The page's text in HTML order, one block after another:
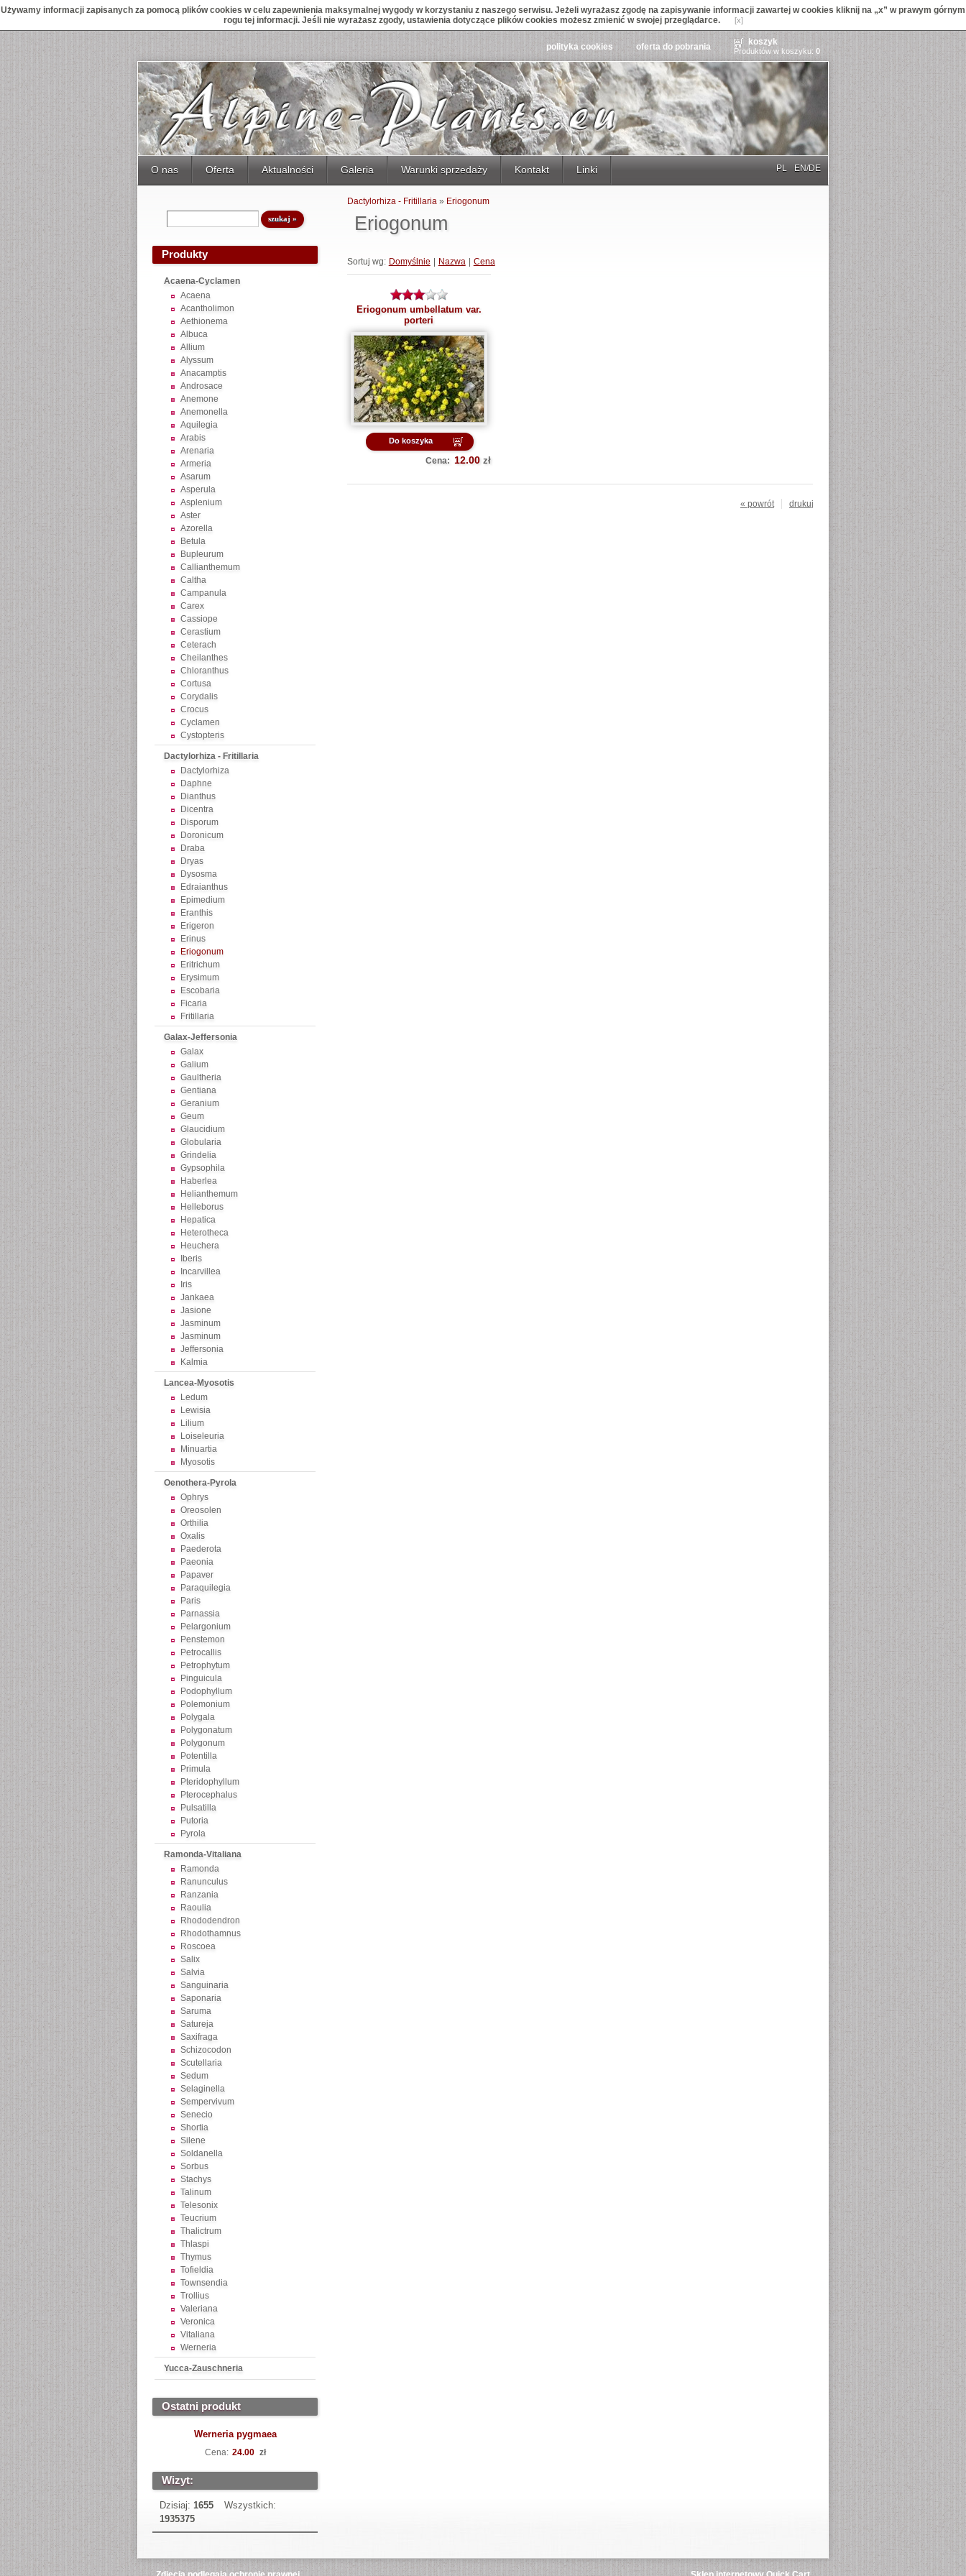
Używamy informacji zapisanych za pomocą plików cookies w celu zapewnienia maksymalnej wygody w korzystaniu z naszego serwisu. Jeżeli wyrażasz zgodę na zapisywanie informacji zawartej w cookies kliknij na „x” w prawym górnym
rogu tej informacji. Jeśli nie wyrażasz zgody, ustawienia dotyczące plików cookies możesz zmienić w swojej przeglądarce.
[x]
polityka cookies oferta do pobrania koszyk
Produktów w koszyku: 0
O nas Oferta Aktualności Galeria Warunki sprzedaży Kontakt Linki EN/DE
PL
Produkty
Acaena-Cyclamen
Acaena
Acantholimon
Aethionema
Albuca
Allium
Alyssum
Anacamptis
Androsace
Anemone
Anemonella
Aquilegia
Arabis
Arenaria
Armeria
Asarum
Asperula
Asplenium
Aster
Azorella
Betula
Bupleurum
Callianthemum
Caltha
Campanula
Carex
Cassiope
Cerastium
Ceterach
Cheilanthes
Chloranthus
Cortusa
Corydalis
Crocus
Cyclamen
Cystopteris
Dactylorhiza - Fritillaria
Dactylorhiza
Daphne
Dianthus
Dicentra
Disporum
Doronicum
Draba
Dryas
Dysosma
Edraianthus
Epimedium
Eranthis
Erigeron
Erinus
Eriogonum
Eritrichum
Erysimum
Escobaria
Ficaria
Fritillaria
Galax-Jeffersonia
Galax
Galium
Gaultheria
Gentiana
Geranium
Geum
Glaucidium
Globularia
Grindelia
Gypsophila
Haberlea
Helianthemum
Helleborus
Hepatica
Heterotheca
Heuchera
Iberis
Incarvillea
Iris
Jankaea
Jasione
Jasminum
Jasminum
Jeffersonia
Kalmia
Lancea-Myosotis
Ledum
Lewisia
Lilium
Loiseleuria
Minuartia
Myosotis
Oenothera-Pyrola
Ophrys
Oreosolen
Orthilia
Oxalis
Paederota
Paeonia
Papaver
Paraquilegia
Paris
Parnassia
Pelargonium
Penstemon
Petrocallis
Petrophytum
Pinguicula
Podophyllum
Polemonium
Polygala
Polygonatum
Polygonum
Potentilla
Primula
Pteridophyllum
Pterocephalus
Pulsatilla
Putoria
Pyrola
Ramonda-Vitaliana
Ramonda
Ranunculus
Ranzania
Raoulia
Rhododendron
Rhodothamnus
Roscoea
Salix
Salvia
Sanguinaria
Saponaria
Saruma
Satureja
Saxifraga
Schizocodon
Scutellaria
Sedum
Selaginella
Sempervivum
Senecio
Shortia
Silene
Soldanella
Sorbus
Stachys
Talinum
Telesonix
Teucrium
Thalictrum
Thlaspi
Thymus
Tofieldia
Townsendia
Trollius
Valeriana
Veronica
Vitaliana
Werneria
Yucca-Zauschneria
Ostatni produkt
Werneria pygmaea
Cena: 24.00 zł
Wizyt:
Dzisiaj: 1655
Wszystkich:
1935375
Eriogonum
Dactylorhiza - Fritillaria» Eriogonum
Sortuj wg: Domyślnie Nazwa Cena
Eriogonum umbellatum var.
porteri
Do koszyka
Cena: 12.00 zł
drukuj
« powrót